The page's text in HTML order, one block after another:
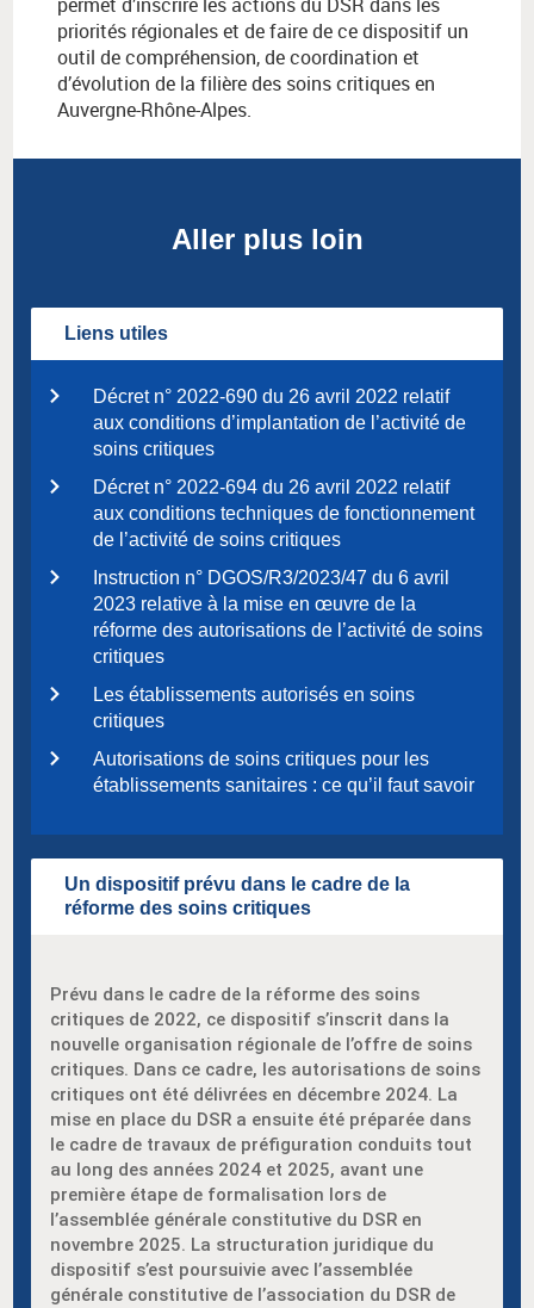
priorités régionales et de faire de ce dispositif un
outil de compréhension, de coordination et
d’évolution de la filière des soins critiques en
Auvergne-Rhône-Alpes.
Aller plus loin
Liens utiles
Décret n° 2022-690 du 26 avril 2022 relatif
aux conditions d’implantation de l’activité de
soins critiques
Décret n° 2022-694 du 26 avril 2022 relatif
aux conditions techniques de fonctionnement
de l’activité de soins critiques
Instruction n° DGOS/R3/2023/47 du 6 avril
2023 relative à la mise en œuvre de la
réforme des autorisations de l’activité de soins
critiques
Les établissements autorisés en soins
critiques
Autorisations de soins critiques pour les
établissements sanitaires : ce qu’il faut savoir
Un dispositif prévu dans le cadre de la
réforme des soins critiques
Prévu dans le cadre de la réforme des soins
critiques de 2022, ce dispositif s’inscrit dans la
nouvelle organisation régionale de l’offre de soins
critiques. Dans ce cadre, les autorisations de soins
critiques ont été délivrées en décembre 2024. La
mise en place du DSR a ensuite été préparée dans
le cadre de travaux de préfiguration conduits tout
au long des années 2024 et 2025, avant une
première étape de formalisation lors de
l’assemblée générale constitutive du DSR en
novembre 2025. La structuration juridique du
dispositif s’est poursuivie avec l’assemblée
générale constitutive de l’association du DSR de